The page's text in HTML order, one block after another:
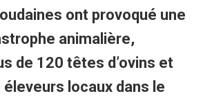
ont provoqué une
animalière,
de 120 têtes d’ovins et
locaux dans le